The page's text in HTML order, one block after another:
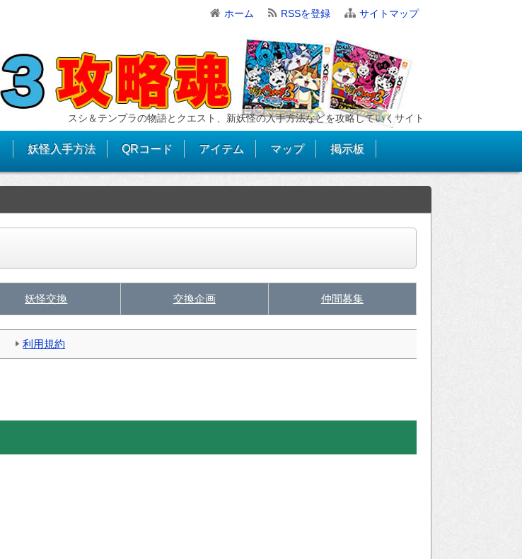
ホーム RSSを登録 サイトマップ
スシ＆テンプラの物語とクエスト、新妖怪の入手方法などを攻略していくサイト
妖怪入手方法 QRコード アイテム マップ 掲示板
妖怪交換 交換企画 仲間募集
利用規約